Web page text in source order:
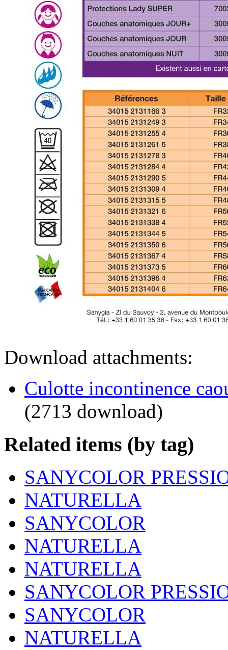
Download attachments:
Culotte incontinence
(2713 download)
Related items (by tag)
SANYCOLOR
NATURELLA
SANYCOLOR
NATURELLA
NATURELLA
SANYCOLOR
SANYCOLOR
NATURELLA